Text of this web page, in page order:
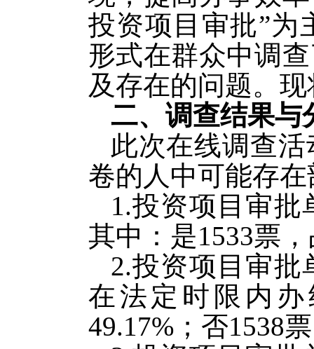
投资项目审批”为
形式在群众中调
及存在的问题。
二、调查结果与
此次在线调查
卷的人中可能存
1.投资项目审
其中：是1533票
2.投资项目审批
在法定时限内
49.17%；否1538